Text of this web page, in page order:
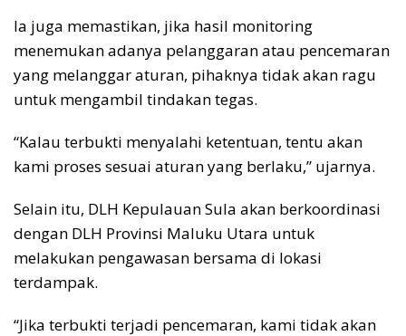
Ia juga memastikan, jika hasil monitoring
menemukan adanya pelanggaran atau pencemaran
yang melanggar aturan, pihaknya tidak akan ragu
untuk mengambil tindakan tegas.
“Kalau terbukti menyalahi ketentuan, tentu akan
kami proses sesuai aturan yang berlaku,” ujarnya.
Selain itu, DLH Kepulauan Sula akan berkoordinasi
dengan DLH Provinsi Maluku Utara untuk
melakukan pengawasan bersama di lokasi
terdampak.
“Jika terbukti terjadi pencemaran, kami tidak akan